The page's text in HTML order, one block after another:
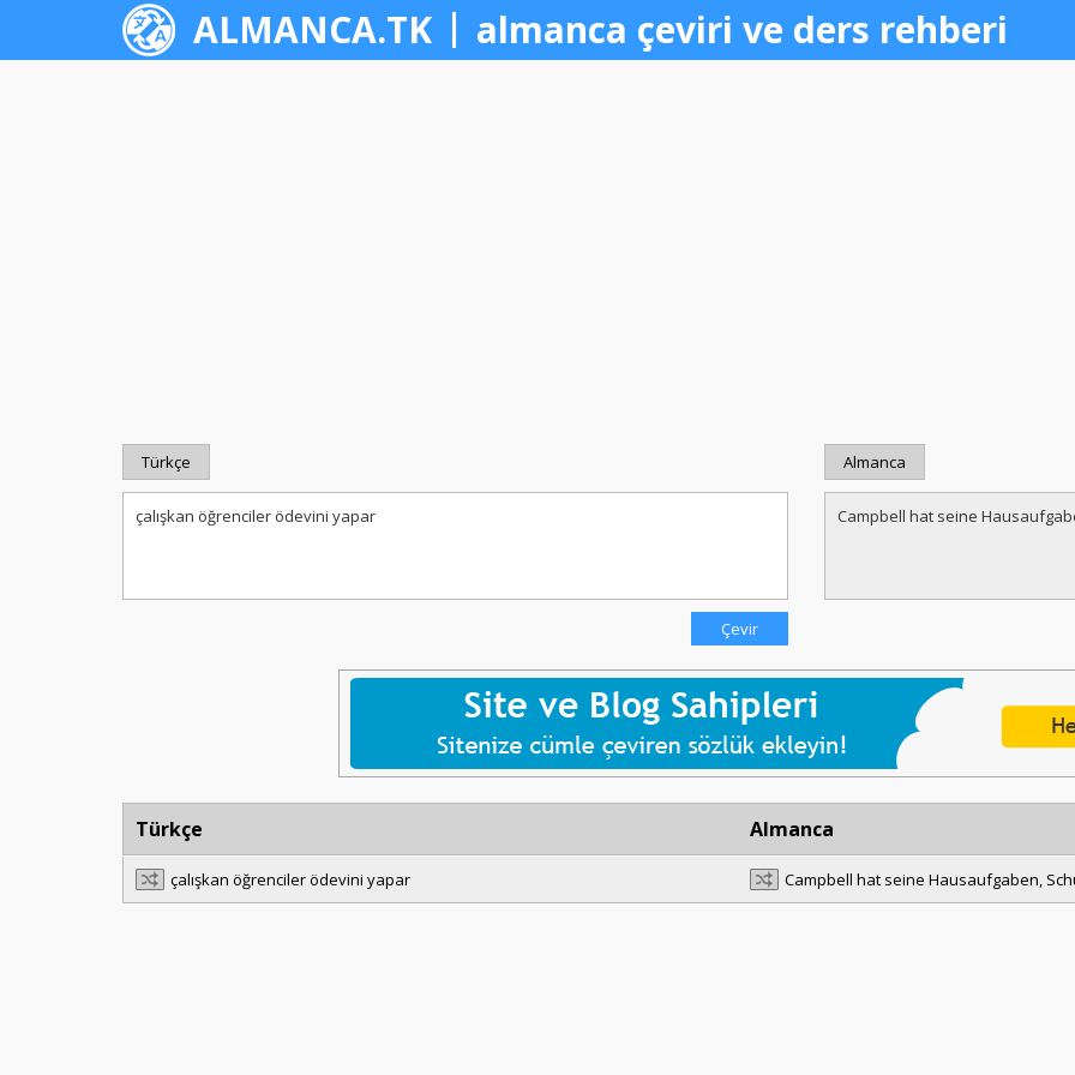
ALMANCA.TK almanca çeviri ve ders rehberi
Türkçe Almanca
Türkçe Almanca
çalışkan öğrenciler ödevini yapar Campbell hat seine Hausaufgaben,